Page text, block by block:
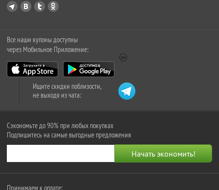
Все наши купоны доступны
через Мобильное Приложение:
Ищите скидки поблизости,
не выходя из чата:
Сэкономьте до 90% при любых покупках
Подпишитесь на самые выгодные предложения
Принимаем к оплате: